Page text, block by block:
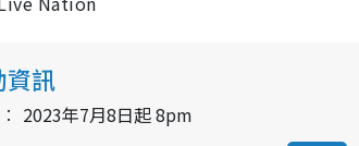
資訊
2023年7月8日起 8pm